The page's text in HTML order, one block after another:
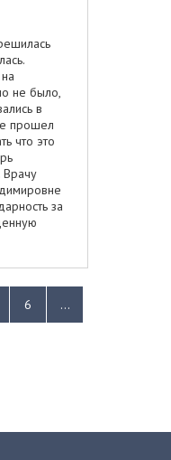
не было,
в
прошел
что это
Врачу
за
6 ...